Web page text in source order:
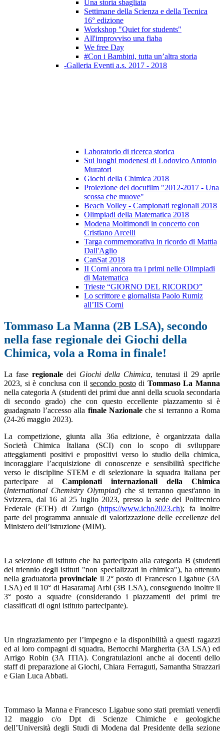
Una storia sbagliata
Settimane della Scienza e della Tecnica
16° edizione
Workshop "Quiet for students"
All'improvviso una fiaba
We free Day
#Con i Bambini, tutta un’altra storia
-Galleria Eventi a.s. 2017 - 2018
Laboratorio di ricerca storica
Sui luoghi modenesi di Lodovico Antonio
Muratori
Giochi della Chimica 2018
Proiezione del docufilm "2012-2017 - Una
scossa che muove"
Beach Volley - Campionati regionali 2018
Olimpiadi della Matematica 2018
Modena Moltimondi in concerto con
Cristiano Arcelli
Targa commemorativa in ricordo di Mattia
Dall'Aglio
CanSat 2018
II Corni ancora tra i primi nelle Olimpiadi
di Matematica
Trieste “GIORNO DEL RICORDO”
Lo scrittore e giornalista Paolo Rumiz
all’IIS Corni
Tommaso La Manna (2B LSA), secondo
nella fase regionale dei Giochi della
Chimica, vola a Roma in finale!
La fase regionale dei Giochi della Chimica, tenutasi il 29 aprile
2023, si è conclusa con ilsecondo postodi Tommaso La Manna
nella categoria A (studenti dei primi due anni della scuola secondaria
di secondo grado) che con questo eccellente piazzamento si è
guadagnato l’accesso alla finale Nazionaleche si terranno a Roma
(24-26 maggio 2023).
La competizione, giunta alla 36a edizione, è organizzata dalla
Società Chimica Italiana (SCI) con lo scopo di sviluppare
atteggiamenti positivi e propositivi verso lo studio della chimica,
incoraggiare l’acquisizione di conoscenze e sensibilità specifiche
verso le discipline STEM e di selezionare la squadra italiana per
partecipare ai Campionati internazionali della Chimica
(International Chemistry Olympiad) che si terranno quest'anno in
Svizzera, dal 16 al 25 luglio 2023, presso la sede del Politecnico
Federale (ETH) di Zurigo (https://www.icho2023.ch); fa inoltre
parte del programma annuale di valorizzazione delle eccellenze del
Ministero dell’istruzione (MIM).
La selezione di istituto che ha partecipato alla categoria B (studenti
del triennio degli istituti "non specializzati in chimica"), ha ottenuto
nella graduatoriaprovinciale il 2° posto di Francesco Ligabue (3A
LSA) ed il 10° di Hasaramaj Arbi (3B LSA), conseguendo inoltre il
3° posto a squadre (considerando i piazzamenti dei primi tre
classificati di ogni istituto partecipante).
Un ringraziamento per l’impegno e la disponibilità a questi ragazzi
ed ai loro compagni di squadra, Bertocchi Margherita (3A LSA) ed
Arrigo Robin (3A ITIA). Congratulazioni anche ai docenti dello
staff di preparazione ai Giochi, Chiara Ferraguti, Samantha Strazzari
e Gian Luca Abbati.
Tommaso la Manna e Francesco Ligabue sono stati premiati venerdi
12 maggio c/o Dpt di Scienze Chimiche e geologiche
dell’Università degli Studi di Modena dal Presidente della sezione